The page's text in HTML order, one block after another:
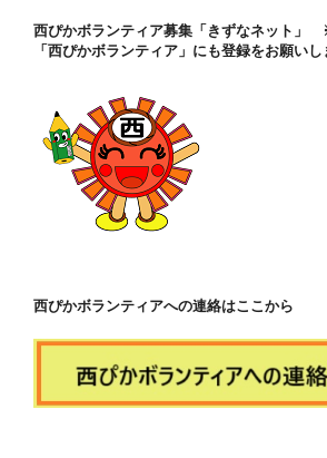
西ぴかボランティア募集「きずなネット」
「西ぴかボランティア」にも登録をお願いし
西ぴかボランティアへの連絡はここから